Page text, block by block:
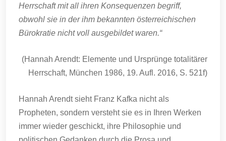
Herrschaft mit all ihren Konsequenzen begriff,
obwohl sie in der ihm bekannten österreichischen
Bürokratie nicht voll ausgebildet waren.“
(Hannah Arendt: Elemente und Ursprünge totalitärer
Herrschaft, München 1986, 19. Aufl. 2016, S. 521f)
Hannah Arendt sieht Franz Kafka nicht als
Propheten, sondern versteht sie es in Ihren Werken
immer wieder geschickt, ihre Philosophie und